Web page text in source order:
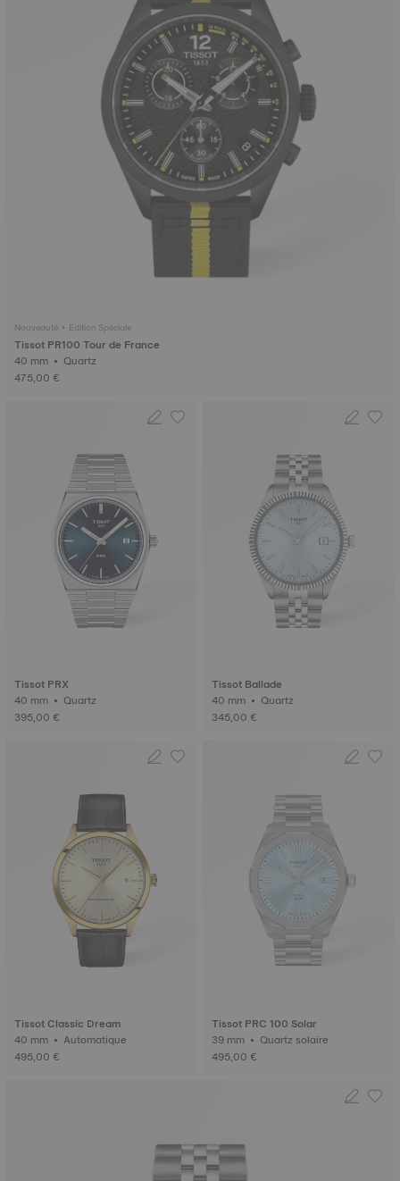
Nouveauté • Edition Spéciale
Tissot PR100 Tour de France
40 mm • Quartz
475,00 €
Tissot PRX
40 mm • Quartz
395,00 €
Tissot Ballade
40 mm • Quartz
345,00 €
Tissot Classic Dream
40 mm • Automatique
495,00 €
Tissot PRC 100 Solar
39 mm • Quartz solaire
495,00 €